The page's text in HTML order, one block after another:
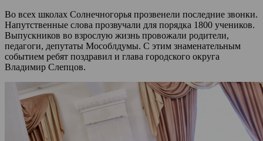
Во всех школах Солнечногорья прозвенели последние звонки.
Напутственные слова прозвучали для порядка 1800 учеников.
Выпускников во взрослую жизнь провожали родители,
педагоги, депутаты Мособлдумы. С этим знаменательным
событием ребят поздравил и глава городского округа
Владимир Слепцов.